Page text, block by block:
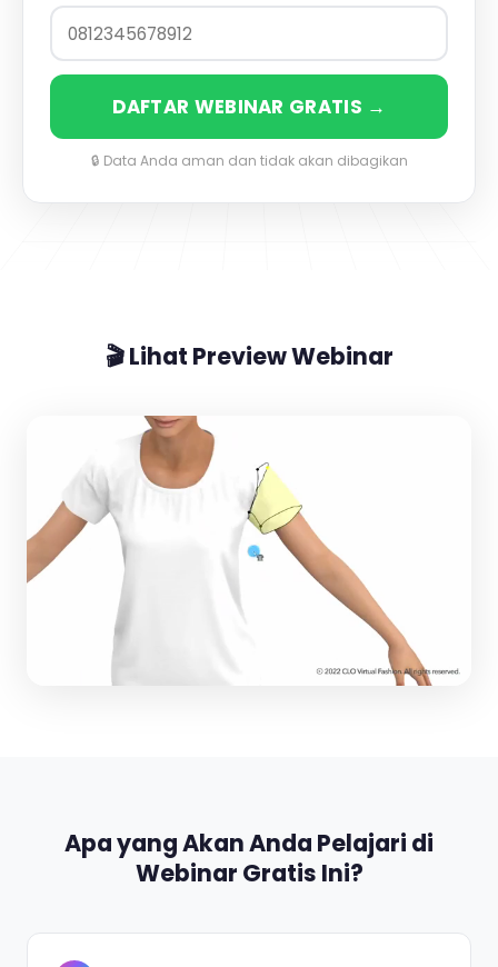
DAFTAR WEBINAR GRATIS →
🔒 Data Anda aman dan tidak akan dibagikan
🎬 Lihat Preview Webinar
Apa yang Akan Anda Pelajari di
Webinar Gratis Ini?